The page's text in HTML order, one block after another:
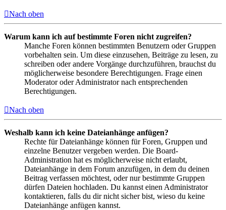
Nach oben
Warum kann ich auf bestimmte Foren nicht zugreifen?
Manche Foren können bestimmten Benutzern oder Gruppen
vorbehalten sein. Um diese einzusehen, Beiträge zu lesen, zu
schreiben oder andere Vorgänge durchzuführen, brauchst du
möglicherweise besondere Berechtigungen. Frage einen
Moderator oder Administrator nach entsprechenden
Berechtigungen.
Nach oben
Weshalb kann ich keine Dateianhänge anfügen?
Rechte für Dateianhänge können für Foren, Gruppen und
einzelne Benutzer vergeben werden. Die Board-
Administration hat es möglicherweise nicht erlaubt,
Dateianhänge in dem Forum anzufügen, in dem du deinen
Beitrag verfassen möchtest, oder nur bestimmte Gruppen
dürfen Dateien hochladen. Du kannst einen Administrator
kontaktieren, falls du dir nicht sicher bist, wieso du keine
Dateianhänge anfügen kannst.